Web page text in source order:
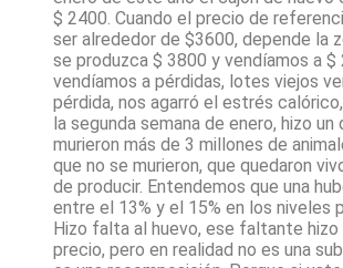
$ 2400. Cuando el precio de
ser alrededor de $3600, depende la
se produzca $ 3800 y vendíamos a $
vendíamos a pérdidas, lotes viejos
pérdida, nos agarró el estrés
la segunda semana de enero, hizo un
murieron más de 3 millones de
que no se murieron, que quedaron
de producir. Entendemos que una
entre el 13% y el 15% en los niveles
Hizo falta al huevo, ese faltante hizo
precio, pero en realidad no es una